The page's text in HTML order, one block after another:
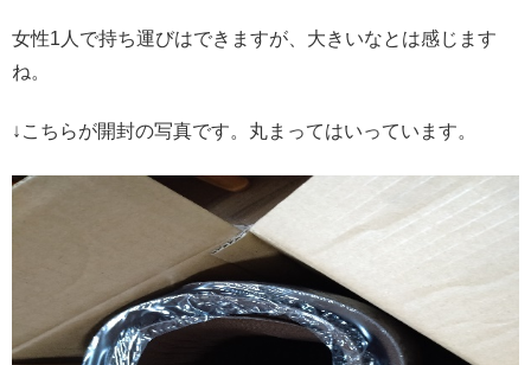
女性1人で持ち運びはできますが、大きいなとは感じます
ね。
↓こちらが開封の写真です。丸まってはいっています。